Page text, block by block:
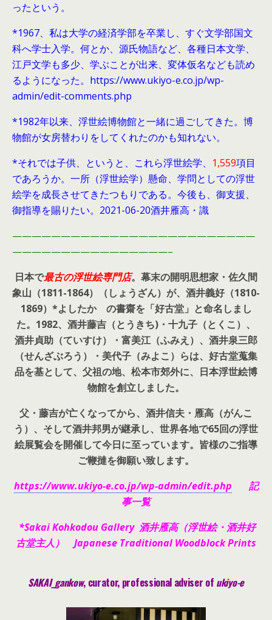
ったという。
*1967、私は大学の経済学部を卒業し、すぐ文学部国文
科へ学士入学。何とか、源氏物語など、各種日本文学、
江戸文学も多少、学ぶことが出来、変体仮名なども読め
るようになった。https://www.ukiyo-e.co.jp/wp-
admin/edit-comments.php
*1982年以来、浮世絵博物館と一緒に過ごしてきた。博
物館が女房替わりをしてくれたのかも知れない。
*それでは子供、というと、これら浮世絵学、 1,559項目
であろうか。一所（浮世絵学）懸命、学問としての浮世
絵学を成長させてきたつもりである。今後も、御支援、
御指導を賜りたい。2021-06-20酒井雁高・識
—————————————————————————
————————————————–
日本で最古の浮世絵専門店。幕末の開明思想家・ 佐久間
象山（1811-1864）（しょうざん）が、酒井義好（1810-
1869）*よしたか の書齋を「好古堂」と命名しまし
た。 1982、酒井藤吉（とうきち)・十九子（とくこ）、
酒井貞助（ていすけ）・富美江（ふみえ）、酒井泉三郎
（せんざぶろう）・美代子（みよこ）らは、好古堂蒐集
品を基として、父祖の地、松本市郊外に、日本浮世絵博
物館を創立しました。
父・藤吉が亡くなってから、酒井信夫・雁高（がんこ
う）、そして酒井邦男が継承し、世界各地で65回の浮世
絵展覧会を開催して今日に至っています。皆様のご指導
ご鞭撻を御願い致します。
https://www.ukiyo-e.co.jp/wp-admin/edit.php 記
事一覧
*Sakai Kohkodou Gallery 酒井雁高（浮世絵・酒井好
古堂主人） Japanese Traditional Woodblock Prints
SAKAI_gankow, curator, professional adviser of ukiyo-e